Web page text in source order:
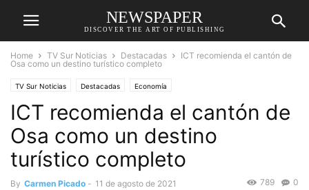
NEWSPAPER
DISCOVER THE ART OF PUBLISHING
Home TV Sur Noticias Destacadas
ICT recomienda el cantón de
Osa como un destino turístico completo
TV Sur Noticias Destacadas Economía
ICT recomienda el cantón de
Osa como un destino
turístico completo
By Carmen Picado - 11 de agosto de 2021 0
789